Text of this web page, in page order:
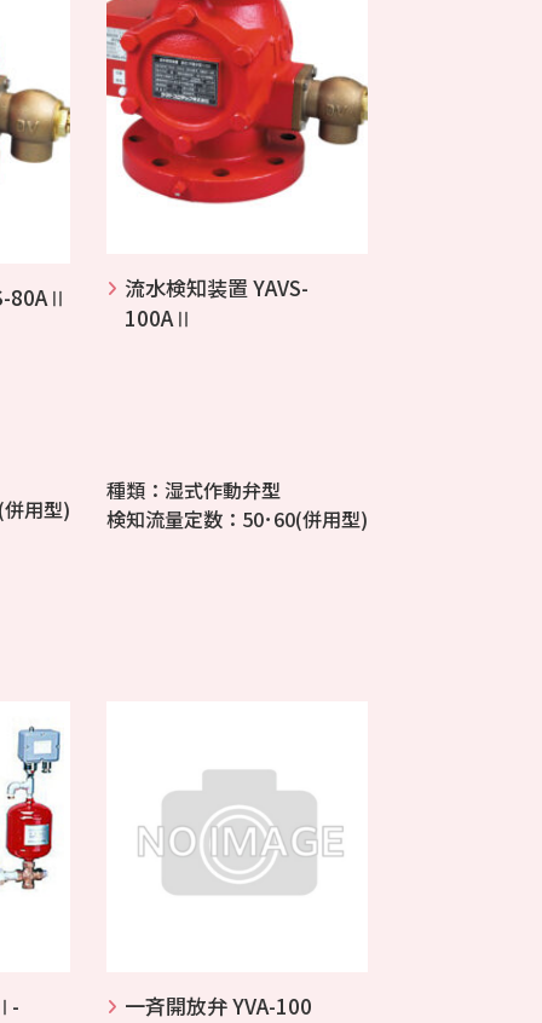
80AⅡ
用型)
流水検知装置 YAVS-
100AⅡ
種類：湿式作動弁型
検知流量定数：50･60(併用型)
一斉開放弁 YVA-100